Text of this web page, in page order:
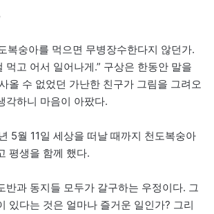
복숭아를 먹으면 무병장수한다지 않던가.
먹고 어서 일어나게.” 구상은 한동안 말을
올 수 없었던 가난한 친구가 그림을 그려오
각하니 마음이 아팠다.
5월 11일 세상을 떠날 때까지 천도복숭아
평생을 함께 했다.
반과 동지들 모두가 갈구하는 우정이다. 그
있다는 것은 얼마나 즐거운 일인가? 그리